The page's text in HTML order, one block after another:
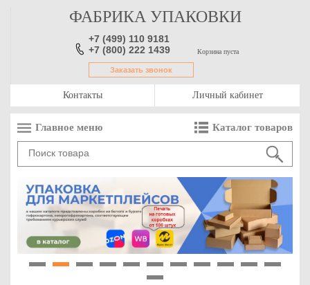
ФАБРИКА УПАКОВКИ
+7 (499) 110 9181
+7 (800) 222 1439
Заказать звонок
Корзина пуста
Контакты Личный кабинет
Главное меню Каталог товаров